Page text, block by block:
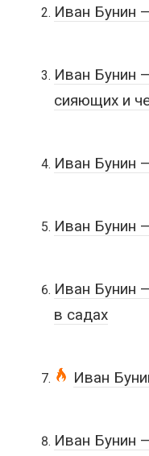
Иван Бунин
Иван Бунин
сияющих и
Иван Бунин
Иван Бунин
Иван Бунин
в садах
Иван
Иван Бунин